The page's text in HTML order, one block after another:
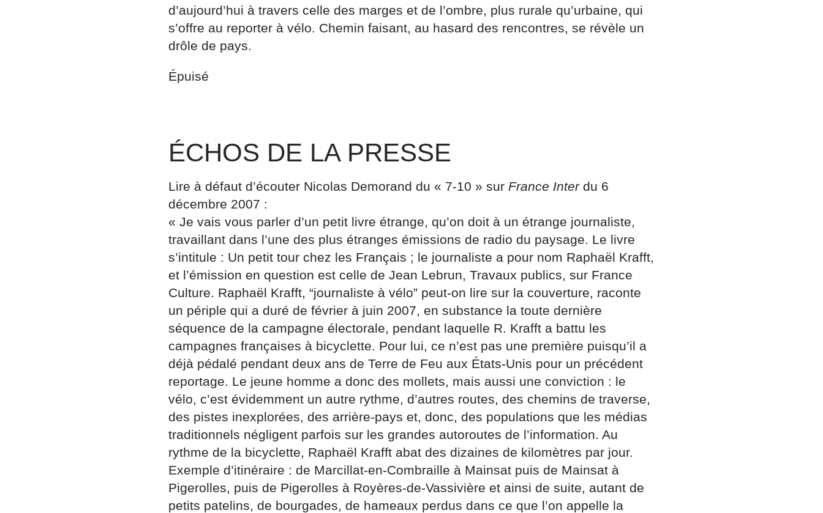
d’aujourd’hui à travers celle des marges et de l’ombre, plus rurale qu’urbaine, qui
s’offre au reporter à vélo. Chemin faisant, au hasard des rencontres, se révèle un
drôle de pays.
Épuisé
ÉCHOS DE LA PRESSE
Lire à défaut d’écouter Nicolas Demorand du « 7-10 » sur France Interdu 6
décembre 2007 :
« Je vais vous parler d’un petit livre étrange, qu’on doit à un étrange journaliste,
travaillant dans l’une des plus étranges émissions de radio du paysage. Le livre
s’intitule : Un petit tour chez les Français ; le journaliste a pour nom Raphaël Krafft,
et l’émission en question est celle de Jean Lebrun, Travaux publics, sur France
Culture. Raphaël Krafft, “journaliste à vélo” peut-on lire sur la couverture, raconte
un périple qui a duré de février à juin 2007, en substance la toute dernière
séquence de la campagne électorale, pendant laquelle R. Krafft a battu les
campagnes françaises à bicyclette. Pour lui, ce n’est pas une première puisqu’il a
déjà pédalé pendant deux ans de Terre de Feu aux États-Unis pour un précédent
reportage. Le jeune homme a donc des mollets, mais aussi une conviction : le
vélo, c’est évidemment un autre rythme, d’autres routes, des chemins de traverse,
des pistes inexplorées, des arrière-pays et, donc, des populations que les médias
traditionnels négligent parfois sur les grandes autoroutes de l’information. Au
rythme de la bicyclette, Raphaël Krafft abat des dizaines de kilomètres par jour.
Exemple d’itinéraire : de Marcillat-en-Combraille à Mainsat puis de Mainsat à
Pigerolles, puis de Pigerolles à Royères-de-Vassivière et ainsi de suite, autant de
petits patelins, de bourgades, de hameaux perdus dans ce que l’on appelle la